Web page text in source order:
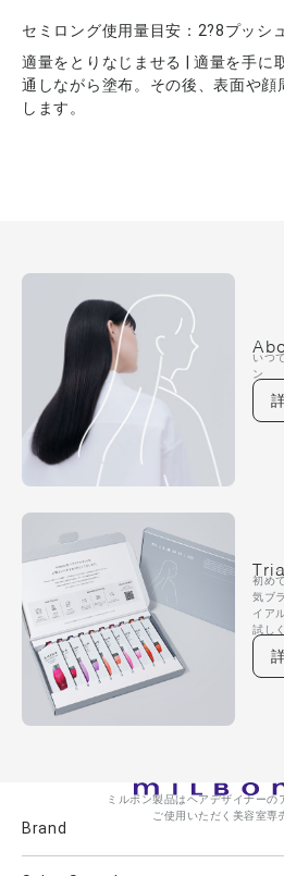
セミロング使用量目安：2?8プッシュ
適量をとりなじませる | 適量を手に
通しながら塗布。その後、表面や顔
します。
いつ
ン
初め
気ブ
イア
試し
ミルボン製品はヘアデザイナーの
ご使用いただく美容室専
Brand